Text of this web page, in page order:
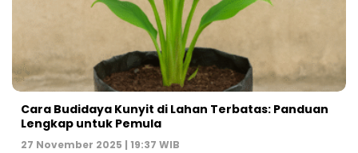
Cara Budidaya Kunyit di Lahan Terbatas: Panduan
Lengkap untuk Pemula
27 November 2025 | 19:37 WIB